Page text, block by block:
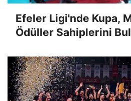
Efeler Ligi'nde Kupa,
Ödüller Sahiplerini